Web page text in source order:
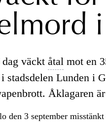
väckt åtal mot en
stadsdelen Lunden i
Åklagaren
den 3 september